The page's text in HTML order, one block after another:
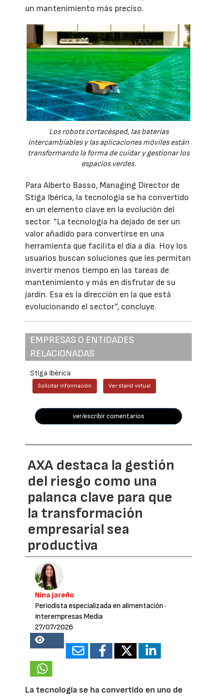
un mantenimiento más preciso.
Los robots cortacésped, las baterías
intercambiables y las aplicaciones móviles están
transformando la forma de cuidar y gestionar los
espacios verdes.
Para Alberto Basso, Managing Director de
Stiga Ibérica, la tecnología se ha convertido
en un elemento clave en la evolución del
sector. “La tecnología ha dejado de ser un
valor añadido para convertirse en una
herramienta que facilita el día a día. Hoy los
usuarios buscan soluciones que les permitan
invertir menos tiempo en las tareas de
mantenimiento y más en disfrutar de su
jardín. Esa es la dirección en la que está
evolucionando el sector”, concluye.
EMPRESAS O ENTIDADES
RELACIONADAS
Stiga Ibérica
Solicitar información Ver stand virtual
ver/escribir comentarios
AXA destaca la gestión
del riesgo como una
palanca clave para que
la transformación
empresarial sea
productiva
Nina Jareño
Periodista especializada en alimentación ·
Interempresas Media
27/07/2026
15893
La tecnología se ha convertido en uno de